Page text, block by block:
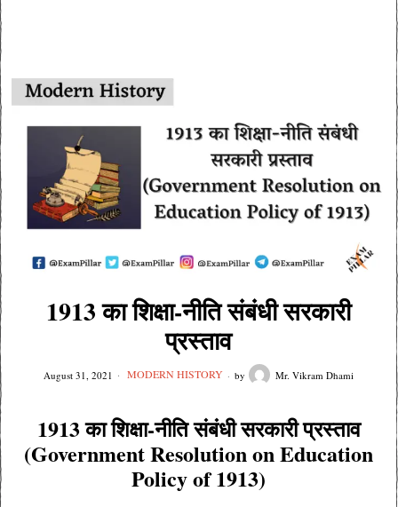
1913 का शिक्षा-नीति संबंधी सरकारी
प्रस्ताव
August 31, 2021 MODERN HISTORY by Mr. Vikram Dhami
1913 का शिक्षा-नीति संबंधी सरकारी प्रस्ताव
(Government Resolution on Education
Policy of 1913)